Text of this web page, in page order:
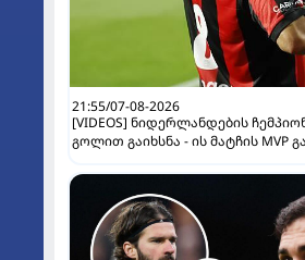
21:55/07-08-2026
[VIDEOS] ნიდერლანდების
გოლით გაიხსნა - ის მატჩის MVP